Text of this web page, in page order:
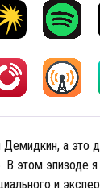
Демидкин, а это
В этом эпизоде
и